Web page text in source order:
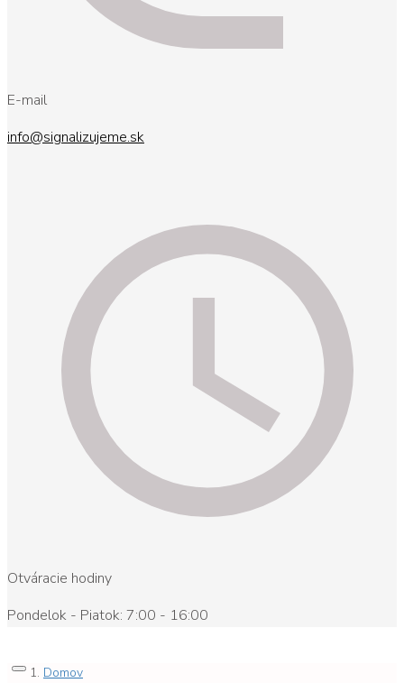
E-mail
info@signalizujeme.sk
Otváracie hodiny
Pondelok - Piatok: 7:00 - 16:00
Domov